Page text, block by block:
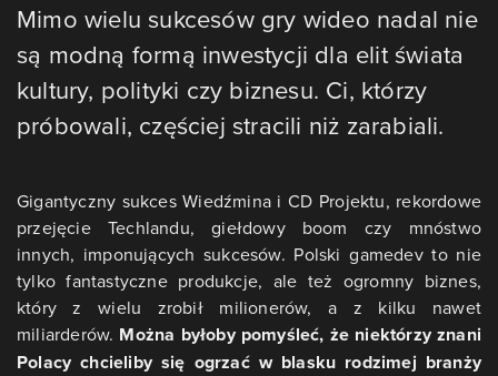
Mimo wielu sukcesów gry wideo nadal nie
są modną formą inwestycji dla elit świata
kultury, polityki czy biznesu. Ci, którzy
próbowali, częściej stracili niż zarabiali.
Gigantyczny sukces Wiedźmina i CD Projektu, rekordowe
przejęcie Techlandu, giełdowy boom czy mnóstwo
innych, imponujących sukcesów. Polski gamedev to nie
tylko fantastyczne produkcje, ale też ogromny biznes,
który z wielu zrobił milionerów, a z kilku nawet
miliarderów. Można byłoby pomyśleć, że niektórzy znani
Polacy chcieliby się ogrzać w blasku rodzimej branży